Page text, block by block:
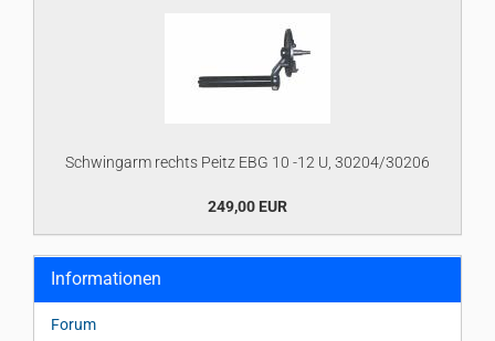
Schwingarm rechts Peitz EBG 10 -12 U, 30204/30206
249,00 EUR
Informationen
Forum